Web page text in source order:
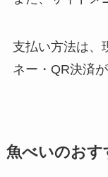
支払い方法は、
ネー・QR決済
魚べいのおす